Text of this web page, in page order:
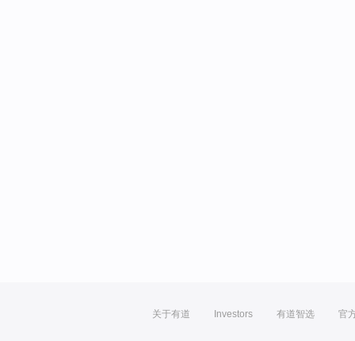
关于有道 Investors 有道智选 官